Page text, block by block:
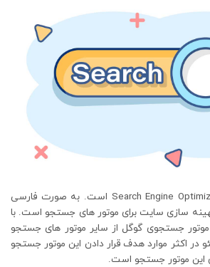
مخفف کلمه Search Engine Optimization است. به صورت فارسی
سازی سایت برای موتور های جستجو است. با
موتور جستجوی گوگل از سایر موتور های جستجو
اکثر موارد هدف قرار دادن این موتور جستجو
این موتور جستجو است.